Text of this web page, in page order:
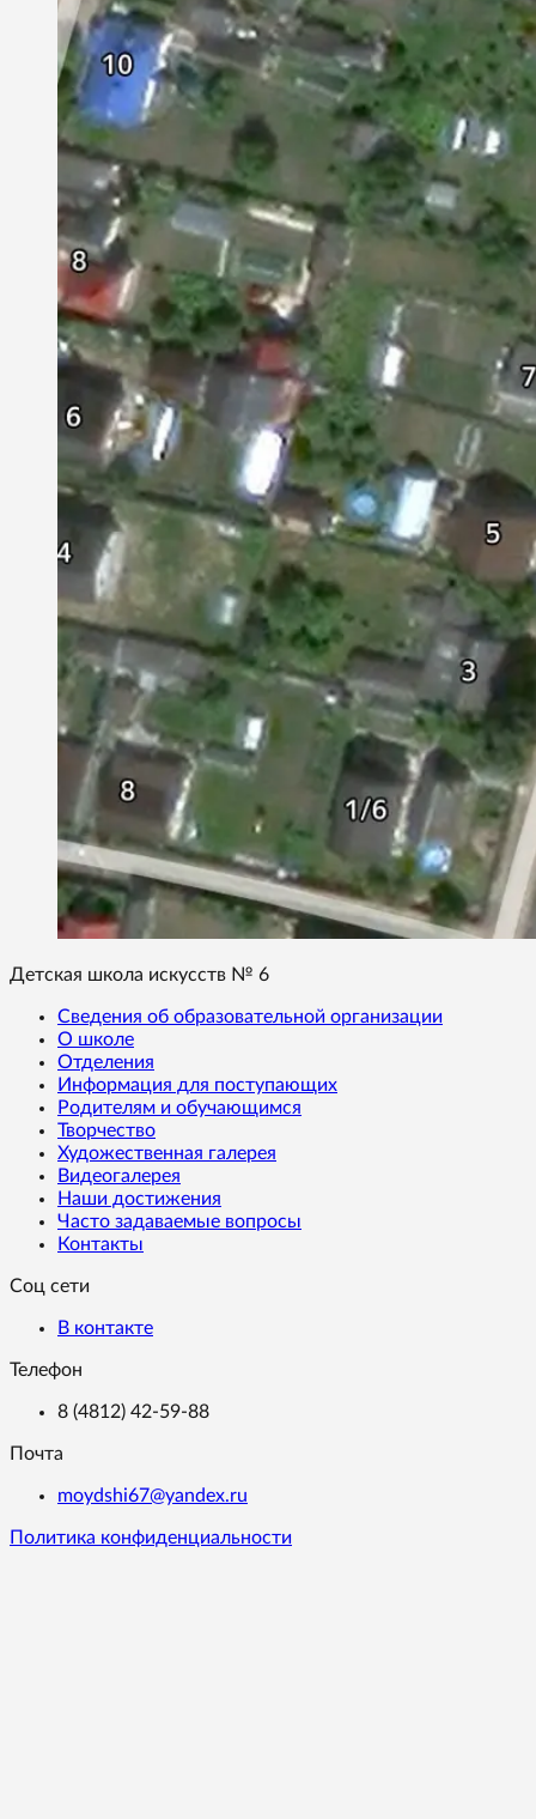
Детская школа искусств № 6
Сведения об образовательной организации
О школе
Отделения
Информация для поступающих
Родителям и обучающимся
Творчество
Художественная галерея
Видеогалерея
Наши достижения
Часто задаваемые вопросы
Контакты
Соц сети
В контакте
Телефон
8 (4812) 42-59-88
Почта
moydshi67@yandex.ru
Политика конфиденциальности